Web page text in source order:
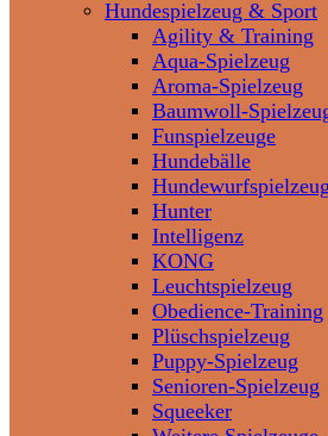
Hundespielzeug & Sport
Agility & Training
Aqua-Spielzeug
Aroma-Spielzeug
Baumwoll-
Funspielzeuge
Hundebälle
Hundewurfspielzeug
Hunter
Intelligenz
KONG
Leuchtspielzeug
Obedience-Training
Plüschspielzeug
Puppy-Spielzeug
Senioren-Spielzeug
Squeeker